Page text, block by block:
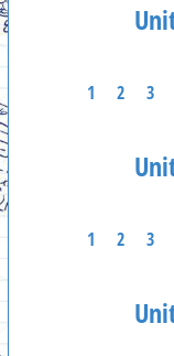
1 2 3
1 2 3